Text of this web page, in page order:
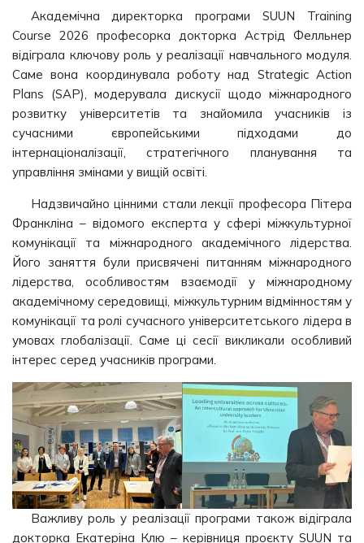
Академічна директорка програми SUUN Training
Course 2026 професорка докторка Астрід Фелльнер
відіграла ключову роль у реалізації навчального модуля.
Саме вона координувала роботу над Strategic Action
Plans (SAP), модерувала дискусії щодо міжнародного
розвитку університетів та знайомила учасників із
сучасними європейськими підходами до
інтернаціоналізації, стратегічного планування та
управління змінами у вищій освіті.
Надзвичайно цінними стали лекції професора Пітера
Франкліна – відомого експерта у сфері міжкультурної
комунікації та міжнародного академічного лідерства.
Його заняття були присвячені питанням міжнародного
лідерства, особливостям взаємодії у міжнародному
академічному середовищі, міжкультурним відмінностям у
комунікації та ролі сучасного університетського лідера в
умовах глобалізації. Саме ці сесії викликали особливий
інтерес серед учасників програми.
Важливу роль у реалізації програми також відіграла
докторка Екатеріна Клю – керівниця проєкту SUUN та